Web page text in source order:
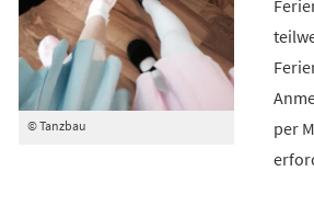
© Tanzbau
per